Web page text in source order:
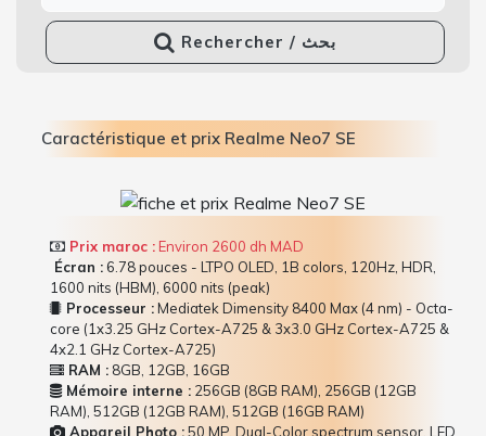
Rechercher / بحث
Caractéristique et prix Realme Neo7 SE
Prix maroc :Environ 2600 dh MAD
Écran :6.78 pouces - LTPO OLED, 1B colors, 120Hz, HDR,
1600 nits (HBM), 6000 nits (peak)
Processeur :Mediatek Dimensity 8400 Max (4 nm) - Octa-
core (1x3.25 GHz Cortex-A725 & 3x3.0 GHz Cortex-A725 &
4x2.1 GHz Cortex-A725)
RAM : 8GB, 12GB, 16GB
Mémoire interne : 256GB (8GB RAM), 256GB (12GB
RAM), 512GB (12GB RAM), 512GB (16GB RAM)
Appareil Photo :50 MP, Dual-Color spectrum sensor, LED